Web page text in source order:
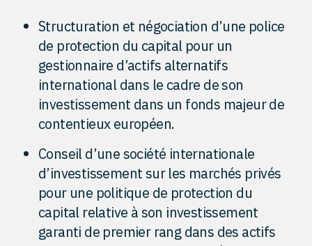
Structuration et négociation d’une police
de protection du capital pour un
gestionnaire d’actifs alternatifs
international dans le cadre de son
investissement dans un fonds majeur de
contentieux européen.
Conseil d’une société internationale
d’investissement sur les marchés privés
pour une politique de protection du
capital relative à son investissement
garanti de premier rang dans des actifs